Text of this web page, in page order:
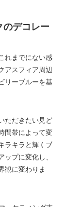
のデコレー
れまでにない感
アスフィア周辺
リーブルーを基
ただきたい見ど
間帯によって変
ラキラと輝くブ
プに変化し、
観に変わりま